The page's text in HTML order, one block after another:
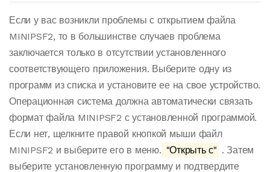
Если у вас возникли проблемы с открытием файла
MINIPSF2, то в большинстве случаев проблема
заключается только в отсутствии установленного
соответствующего приложения. Выберите одну из
программ из списка и установите ее на свое устройство.
Операционная система должна автоматически связать
формат файла MINIPSF2 с установленной программой.
Если нет, щелкните правой кнопкой мыши файл
MINIPSF2 и выберите его в меню. "Открыть с" . Затем
выберите установленную программу и подтвердите